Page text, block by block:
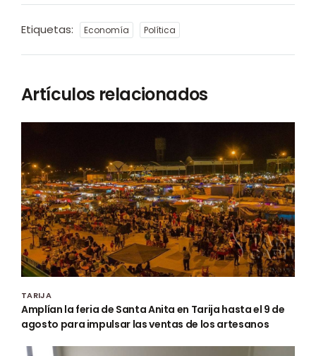
Etiquetas: Economía Política
Artículos relacionados
TARIJA
Amplían la feria de Santa Anita en Tarija hasta el 9 de
agosto para impulsar las ventas de los artesanos